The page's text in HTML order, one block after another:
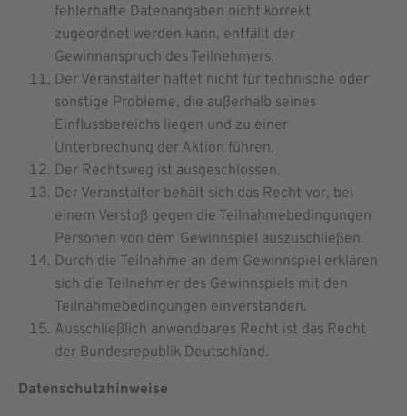
fehlerhafte Datenangaben nicht korrekt
zugeordnet werden kann, entfällt der
Gewinnanspruch des Teilnehmers.
Der Veranstalter haftet nicht für technische oder
sonstige Probleme, die außerhalb seines
Einflussbereichs liegen und zu einer
Unterbrechung der Aktion führen.
Der Rechtsweg ist ausgeschlossen.
Der Veranstalter behält sich das Recht vor, bei
einem Verstoß gegen die Teilnahmebedingungen
Personen von dem Gewinnspiel auszuschließen.
Durch die Teilnahme an dem Gewinnspiel erklären
sich die Teilnehmer des Gewinnspiels mit den
Teilnahmebedingungen einverstanden.
Ausschließlich anwendbares Recht ist das Recht
der Bundesrepublik Deutschland.
Datenschutzhinweise